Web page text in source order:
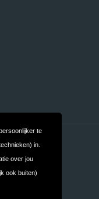
te
in.
over jou
ook buiten)
Privacy
FAQ